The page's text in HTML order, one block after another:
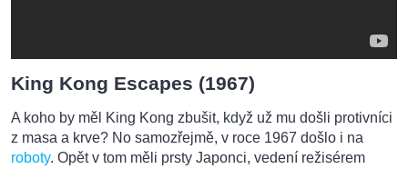
King Kong Escapes (1967)
A koho by měl King Kong zbušit, když už mu došli protivníci
z masa a krve? No samozřejmě, v roce 1967 došlo i na
roboty. Opět v tom měli prsty Japonci, vedení režisérem